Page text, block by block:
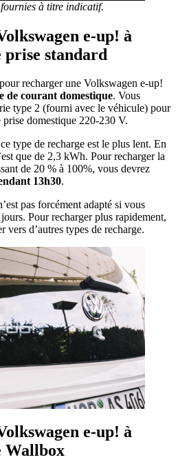
à titre indicatif.
e-up! à
prise standard
recharger une Volkswagen e-up!
de courant domestique. Vous
type 2 (fourni avec le véhicule) pour
domestique 220-230 V.
type de recharge est le plus lent. En
que de 2,3 kWh. Pour recharger la
de 20 % à 100%, vous devrez
13h30.
pas forcément adapté si vous
Pour recharger plus rapidement,
d’autres types de recharge.
e-up! à
Wallbox